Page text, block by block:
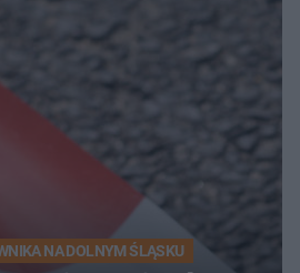
NA DOLNYM ŚLĄSKU